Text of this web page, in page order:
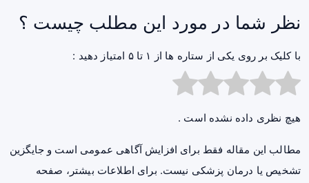
نظر شما در مورد این مطلب چیست ؟
با کلیک بر روی یکی از ستاره ها از ۱ تا ۵ امتیاز دهید :
هیچ نظری داده نشده است .
مطالب این مقاله فقط برای افزایش آگاهی عمومی است و جایگزین
تشخیص یا درمان پزشکی نیست. برای اطلاعات بیشتر، صفحه